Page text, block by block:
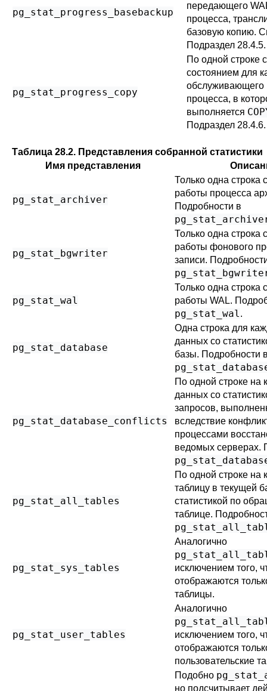
pg_stat_progress_basebackup
передающего
процесса,
базовую копию.
Подраздел 28.4.5.
pg_stat_progress_copy
По одной строке
состоянием для
обслуживающего
процесса, в
выполняется
Подраздел 28.4.6.
Таблица 28.2. Представления собранной статистики
Имя представления
pg_stat_archiver
Только одна строка
работы процесса
Подробности в
pg_stat_bgwriter
Только одна строка
работы фонового
записи.
pg_stat_wal
Только одна строка
работы WAL.
pg_stat_wal.
pg_stat_database
Одна строка для
данных со
базы. Подробности
pg_stat_database_conflicts
По одной строке на
данных со
запросов,
вследствие
процессами
ведомых серверах.
pg_stat_all_tables
По одной строке на
таблицу в текущей
статистикой по
таблице.
pg_stat_sys_tables
Аналогично
исключением того,
отображаются
таблицы.
pg_stat_user_tables
Аналогично
исключением того,
отображаются
пользовательские
Подобно
но подсчитывает